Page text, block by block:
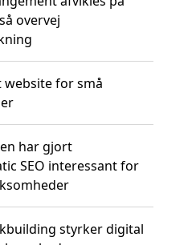
overvej
website for små
har gjort
SEO interessant for
styrker digital